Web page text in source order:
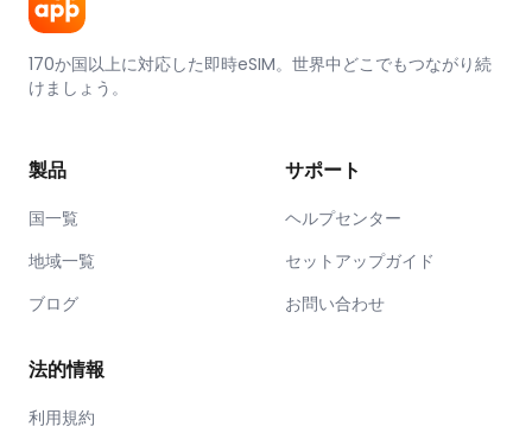
170か国以上に対応した即時eSIM。世界中どこでもつながり続
けましょう。
製品
国一覧
地域一覧
ブログ
サポート
ヘルプセンター
セットアップガイド
お問い合わせ
法的情報
利用規約